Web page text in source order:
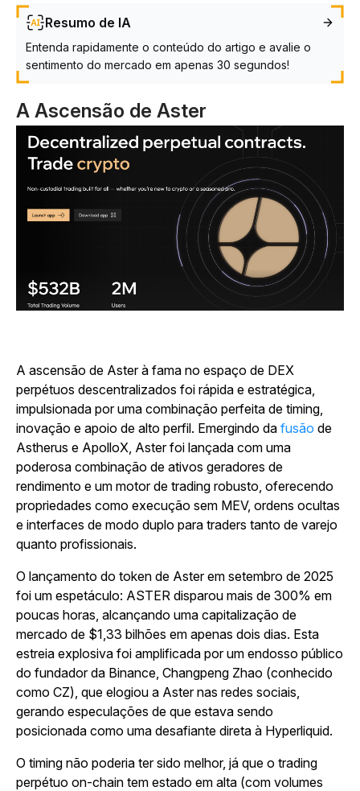
Resumo de IA
Entenda rapidamente o conteúdo do artigo e avalie o
sentimento do mercado em apenas 30 segundos!
A Ascensão de Aster
A ascensão de Aster à fama no espaço de DEX
perpétuos descentralizados foi rápida e estratégica,
impulsionada por uma combinação perfeita de timing,
inovação e apoio de alto perfil. Emergindo da fusão de
Astherus e ApolloX, Aster foi lançada com uma
poderosa combinação de ativos geradores de
rendimento e um motor de trading robusto, oferecendo
propriedades como execução sem MEV, ordens ocultas
e interfaces de modo duplo para traders tanto de varejo
quanto profissionais.
O lançamento do token de Aster em setembro de 2025
foi um espetáculo: ASTER disparou mais de 300% em
poucas horas, alcançando uma capitalização de
mercado de $1,33 bilhões em apenas dois dias. Esta
estreia explosiva foi amplificada por um endosso público
do fundador da Binance, Changpeng Zhao (conhecido
como CZ), que elogiou a Aster nas redes sociais,
gerando especulações de que estava sendo
posicionada como uma desafiante direta à Hyperliquid.
O timing não poderia ter sido melhor, já que o trading
perpétuo on-chain tem estado em alta (com volumes